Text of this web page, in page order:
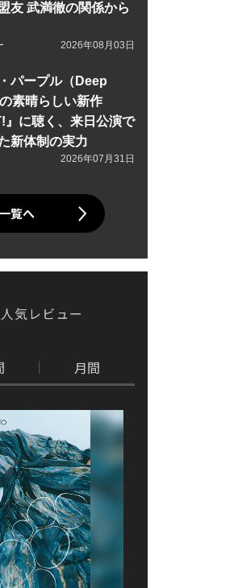
友 武満徹の関係から
2026年08月03日
パープル（Deep
素晴らしい新作
』に聴く、来日公演で
新体制の実力
2026年07月31日
覧へ
人気レビュー
月間